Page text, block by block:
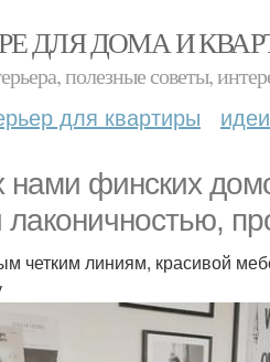
ДЛЯ ДОМА И
полезные советы,
для квартиры
финских
лаконичностью,
четким линиям, красивой